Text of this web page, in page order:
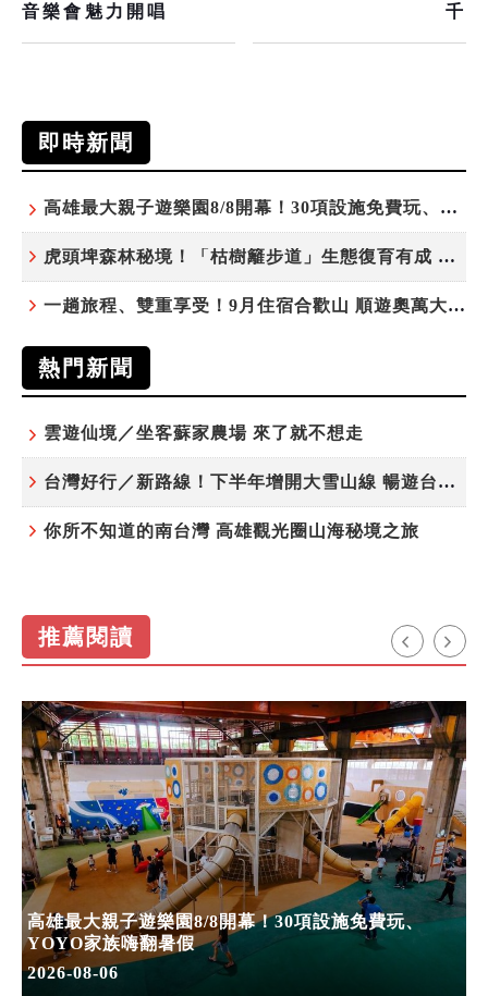
音樂會魅力開唱
千
即時新聞
高雄最大親子遊樂園8/8開幕！30項設施免費玩、YOYO家族嗨翻暑假
虎頭埤森林秘境！「枯樹籬步道」生態復育有成 走進大自然生命教室
一趟旅程、雙重享受！9月住宿合歡山 順遊奧萬大10元優惠入園
熱門新聞
雲遊仙境／坐客蘇家農場 來了就不想走
台灣好行／新路線！下半年增開大雪山線 暢遊台中更便利
你所不知道的南台灣 高雄觀光圈山海秘境之旅
推薦閱讀
高雄最大親子遊樂園8/8開幕！30項設施免費玩、
YOYO家族嗨翻暑假
2026-08-06